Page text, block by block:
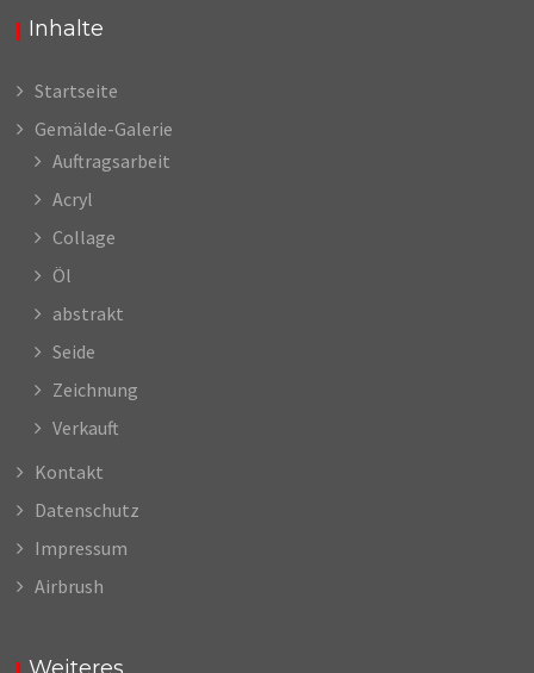
Inhalte
Startseite
Gemälde-Galerie
Auftragsarbeit
Acryl
Collage
Öl
abstrakt
Seide
Zeichnung
Verkauft
Kontakt
Datenschutz
Impressum
Airbrush